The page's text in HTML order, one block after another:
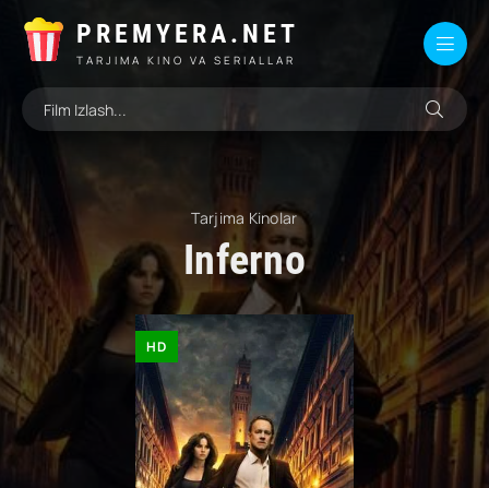
PREMYERA.NET
TARJIMA KINO VA SERIALLAR
Tarjima Kinolar
Inferno
HD